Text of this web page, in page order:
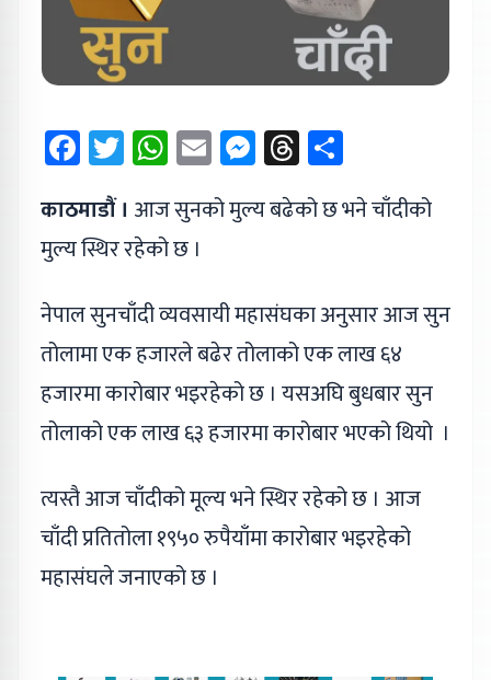
Facebook
Twitter
WhatsApp
EmailMessenger
Threads
काठमाडौं । आज सुनको मुल्य बढेको छ भने चाँदीको
मुल्य स्थिर रहेको छ ।
नेपाल सुनचाँदी व्यवसायी महासंघका अनुसार आज सुन
तोलामा एक हजारले बढेर तोलाको एक लाख ६४
हजारमा कारोबार भइरहेको छ । यसअघि बुधबार सुन
तोलाको एक लाख ६३ हजारमा कारोबार भएको थियो ।
त्यस्तै आज चाँदीको मूल्य भने स्थिर रहेको छ । आज
चाँदी प्रतितोला १९५० रुपैयाँमा कारोबार भइरहेको
महासंघले जनाएको छ ।